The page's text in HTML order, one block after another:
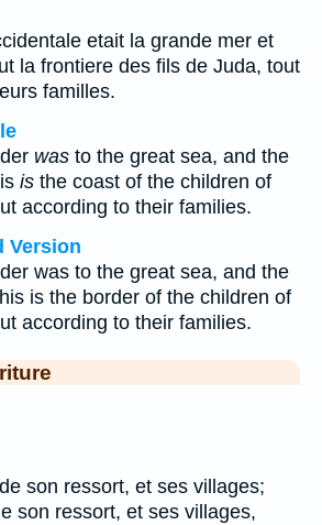
etait la grande mer et
la frontiere des fils de Juda, tout
familles.
was to the great sea, and the
is the coast of the children of
according to their families.
Version
was to the great sea, and the
is the border of the children of
according to their families.
son ressort, et ses villages;
son ressort, et ses villages,